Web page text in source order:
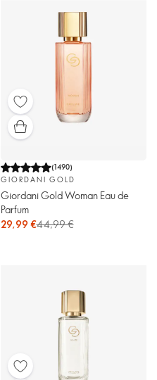
(1490)
GIORDANI GOLD
Giordani Gold Woman Eau de
Parfum
29,99 €44,99 €